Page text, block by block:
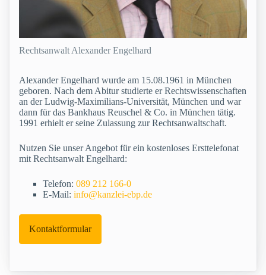
Rechtsanwalt Alexander Engelhard
Alexander Engelhard wurde am 15.08.1961 in München
geboren. Nach dem Abitur studierte er Rechtswissenschaften
an der Ludwig-Maximilians-Universität, München und war
dann für das Bankhaus Reuschel & Co. in München tätig.
1991 erhielt er seine Zulassung zur Rechtsanwaltschaft.
Nutzen Sie unser Angebot für ein kostenloses Ersttelefonat
mit Rechtsanwalt Engelhard:
Telefon: 089 212 166-0
E-Mail: info@kanzlei-ebp.de
Kontaktformular